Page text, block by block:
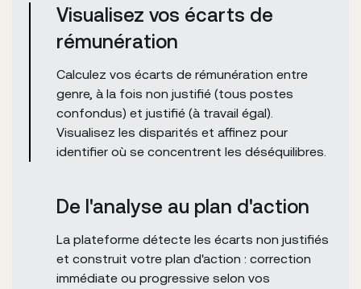
Visualisez vos écarts de
rémunération
Calculez vos écarts de rémunération entre
genre, à la fois non justifié (tous postes
confondus) et justifié (à travail égal).
Visualisez les disparités et affinez pour
identifier où se concentrent les déséquilibres.
De l'analyse au plan d'action
La plateforme détecte les écarts non justifiés
et construit votre plan d'action : correction
immédiate ou progressive selon vos